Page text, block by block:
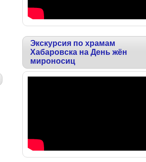
Экскурсия по храмам
Хабаровска на День жён
мироносиц